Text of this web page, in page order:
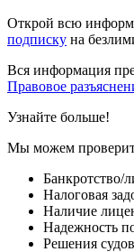
Открой всю
подписку на
Вся информация
Правовое
Узнайте больше!
Мы можем
Банкротство/
Налоговая
Наличие
Надежность
Решения судов